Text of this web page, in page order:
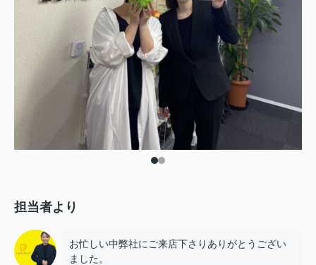
担当者より
お忙しい中弊社にご来店下さりありがとうござい
ました。